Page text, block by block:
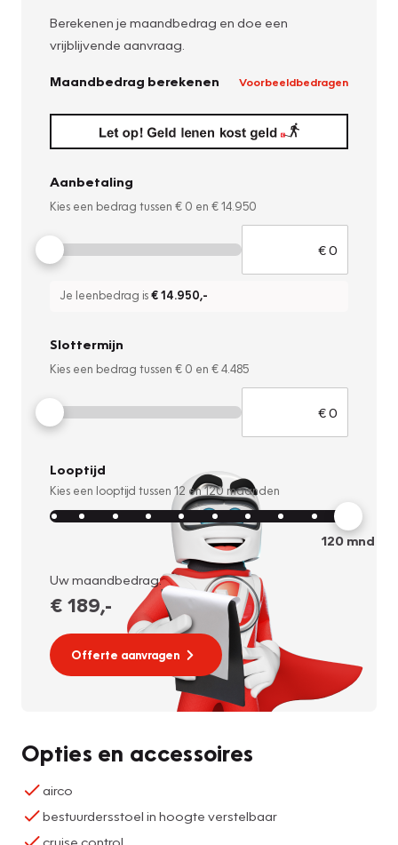
Berekenen je maandbedrag en doe een
vrijblijvende aanvraag.
Maandbedrag berekenen Voorbeeldbedragen
Aanbetaling
Kies een bedrag tussen € 0 en € 14.950
Je leenbedrag is€ 14.950,-
Slottermijn
Kies een bedrag tussen € 0 en € 4.485
Looptijd
Kies een looptijd tussen 12 en120 maanden
120mnd
Uw maandbedrag:
€ 189,-
Offerte aanvragen
Opties en accessoires
airco
bestuurdersstoel in hoogte verstelbaar
cruise control